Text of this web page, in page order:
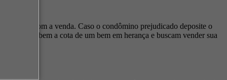
acordo com a venda. Caso o condômino prejudicado deposite o
que recebem a cota de um bem em herança e buscam vender sua